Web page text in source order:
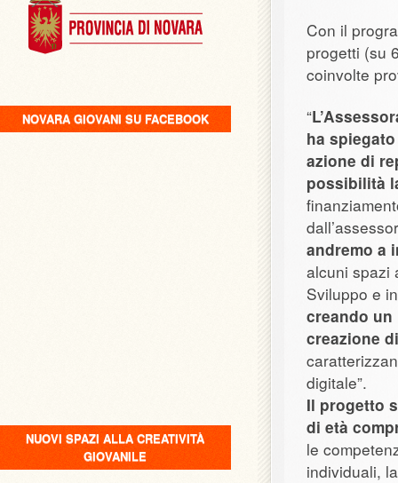
Con il
progetti (su
coinvolte
“
ha
azione di
possibilità
andremo a
alcuni spazi
Sviluppo e
creando
creazione
digitale”.
Il progetto
di età
le
individuali,
NOVARA GIOVANI SU FACEBOOK
NUOVI SPAZI ALLA CREATIVITÀ
GIOVANILE